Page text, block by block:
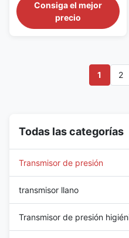
performance, high-stability
measuring instrument designed
for industrial automation and
measurement in petroleum,
Consiga el mejor
precio
1 2
Todas las categorías
Transmisor de presión
transmisor llano
Transmisor de presión